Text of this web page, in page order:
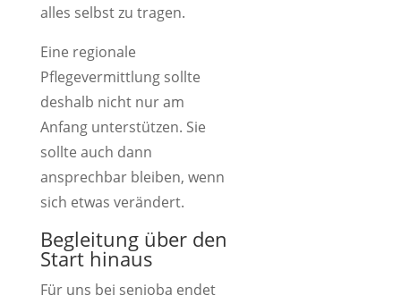
alles selbst zu tragen.
Eine regionale
Pflegevermittlung sollte
deshalb nicht nur am
Anfang unterstützen. Sie
sollte auch dann
ansprechbar bleiben, wenn
sich etwas verändert.
Begleitung über den
Start hinaus
Für uns bei senioba endet